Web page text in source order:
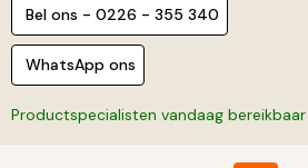
Bel ons - 0226 - 355 340
WhatsApp ons
Productspecialisten vandaag